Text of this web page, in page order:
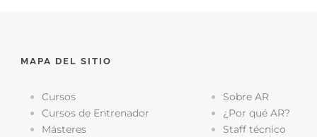
MAPA DEL SITIO
Cursos
Cursos de Entrenador
Másteres
Sobre AR
¿Por qué AR?
Staff técnico